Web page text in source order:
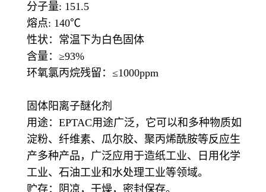
分子量: 151.5
熔点: 140℃
性状：常温下为白色固体
含量：≥93%
环氧氯丙烷残留：≤1000ppm
固体阳离子醚化剂
用途：EPTAC用途广泛，它可以和多种物质如
淀粉、纤维素、瓜尔胶、聚丙烯酰胺等反应生
产多种产品，广泛应用于造纸工业、日用化学
工业、石油工业和水处理工业等领域。
贮存：阴凉，干燥，密封保存。